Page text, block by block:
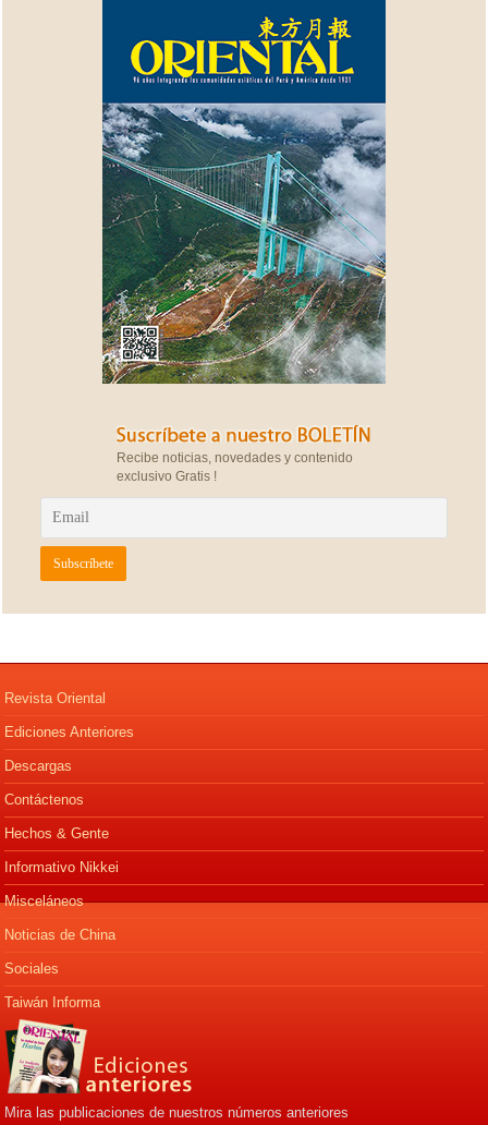
Recibe noticias, novedades y contenido
exclusivo Gratis !
Revista Oriental
Ediciones Anteriores
Descargas
Contáctenos
Hechos & Gente
Informativo Nikkei
Misceláneos
Noticias de China
Sociales
Taiwán Informa
Mira las publicaciones de nuestros números anteriores